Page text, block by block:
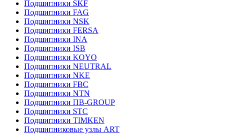
Подшипники SKF
Подшипники FAG
Подшипники NSK
Подшипники FERSA
Подшипники INA
Подшипники ISB
Подшипники KOYO
Подшипники NEUTRAL
Подшипники NKE
Подшипники FBC
Подшипники NTN
Подшипники ПВ-GROUP
Подшипники STC
Подшипники TIMKEN
Подшипниковые узлы ART